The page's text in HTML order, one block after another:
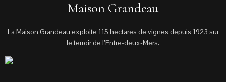
Maison Grandeau
La Maison Grandeau exploite 115 hectares de vignes depuis 1923 sur
le terroir de l’Entre-deux-Mers.